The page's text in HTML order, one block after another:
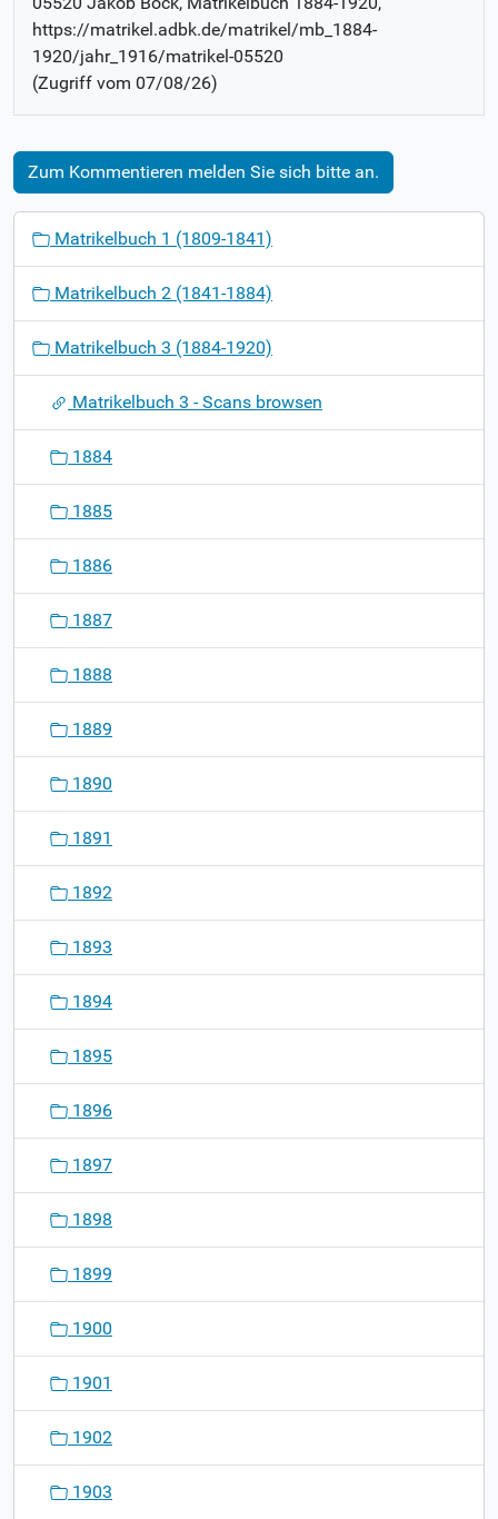
https://matrikel.adbk.de/matrikel/mb_1884-
1920/jahr_1916/matrikel-05520
(Zugriff vom 07/08/26)
Zum Kommentieren melden Sie sich bitte an.
o
Matrikelbuch 1 (1809-1841)
Matrikelbuch 2 (1841-1884)
Matrikelbuch 3 (1884-1920)
Matrikelbuch 3 - Scans browsen
1884
1885
1886
1887
1888
1889
1890
1891
1892
1893
1894
1895
1896
1897
1898
1899
1900
1901
1902
1903